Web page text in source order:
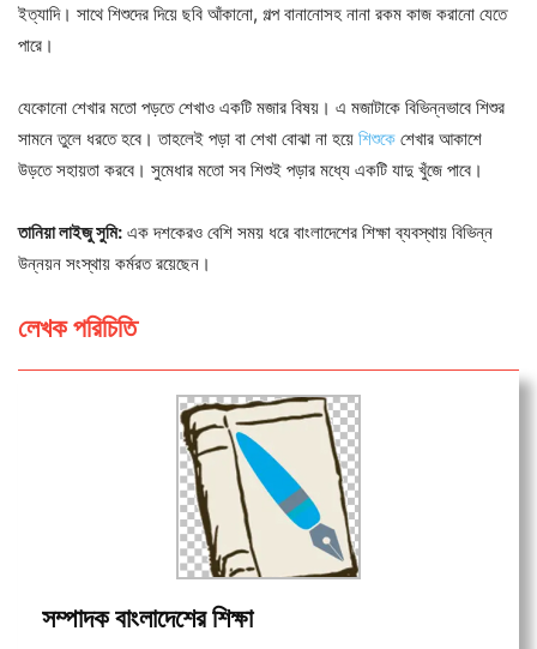
ইত্যাদি। সাথে শিশুদের দিয়ে ছবি আঁকানো, গল্প বানানোসহ নানা রকম কাজ করানো যেতে
পারে।
যেকোনো শেখার মতো পড়তে শেখাও একটি মজার বিষয়। এ মজাটাকে বিভিন্নভাবে শিশুর
সামনে তুলে ধরতে হবে। তাহলেই পড়া বা শেখা বোঝা না হয়ে শিশুকে শেখার আকাশে
উড়তে সহায়তা করবে। সুমেধার মতো সব শিশুই পড়ার মধ্যে একটি যাদু খুঁজে পাবে।
তানিয়া লাইজু সুমি: এক দশকেরও বেশি সময় ধরে বাংলাদেশের শিক্ষা ব্যবস্থায় বিভিন্ন
উন্নয়ন সংস্থায় কর্মরত রয়েছেন।
লেখক পরিচিতি
সম্পাদক বাংলাদেশের শিক্ষা